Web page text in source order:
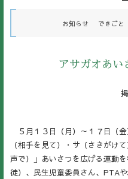
お知らせ できごと
アサガオあい
５月１３日（月）～１７日（
（相手を見て）・サ（さきがけ
声で）」あいさつを広げる運動
徒）、民生児童委員さん、PTA